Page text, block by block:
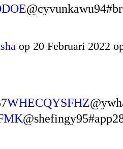
op 20 Februari 2022
WHECQYSFHZ